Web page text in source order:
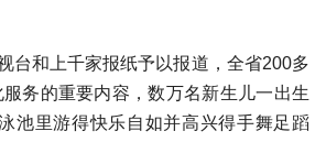
台和上千家报纸予以报道，全省200多
务的重要内容，数万名新生儿一出生
池里游得快乐自如并高兴得手舞足蹈